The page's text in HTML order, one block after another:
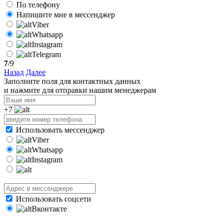
По телефону
Напишите мне в мессенджер
Viber
Whatsapp
Instagram
Telegram
7/9
Назад Далее
Заполните поля для контактных данных
и нажмите для отправки нашим менеджерам
+7
Использовать мессенджер
Viber
Whatsapp
Instagram
Использовать соцсети
Вконтакте